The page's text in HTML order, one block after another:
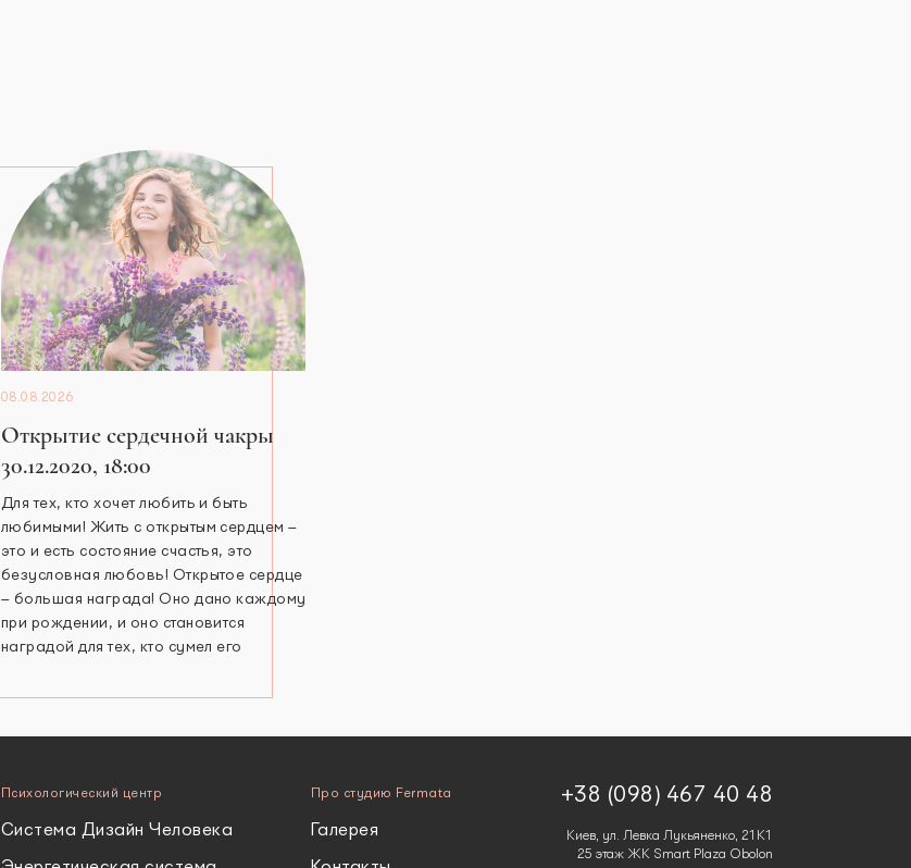
08.08.2026
Открытие сердечной чакры
30.12.2020, 18:00
Для тех, кто хочет любить и быть
любимыми! Жить с открытым сердцем –
это и есть состояние счастья, это
безусловная любовь! Открытое сердце
– большая награда! Оно дано каждому
при рождении, и оно становится
наградой для тех, кто сумел его
Психологический центр
Система Дизайн Человека
Про студию Fermata
Галерея
+38 (098) 467 40 48
Киев, ул. Левка Лукьяненко, 21К1
25 этаж ЖК Smart Plaza Obolon